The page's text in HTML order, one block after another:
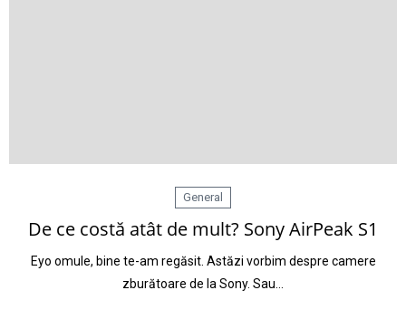
General
De ce costă atât de mult? Sony AirPeak S1
Eyo omule, bine te-am regăsit. Astăzi vorbim despre camere
zburătoare de la Sony. Sau…